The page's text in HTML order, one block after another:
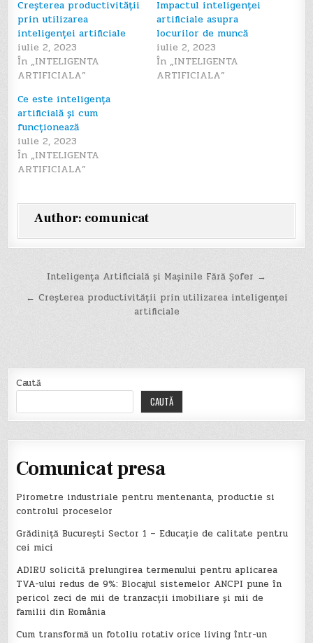
Creșterea productivității
prin utilizarea
inteligenței artificiale
iulie 2, 2023
În „INTELIGENTA
ARTIFICIALA”
Impactul inteligenței
artificiale asupra
locurilor de muncă
iulie 2, 2023
În „INTELIGENTA
ARTIFICIALA”
Ce este inteligența
artificială și cum
funcționează
iulie 2, 2023
În „INTELIGENTA
ARTIFICIALA”
Author: comunicat
Navigare
Inteligența Artificială și Mașinile Fără Șofer →
← Creșterea productivității prin utilizarea inteligenței
artificiale
Caută
CAUTĂ
Comunicat presa
Pirometre industriale pentru mentenanta, productie si
controlul proceselor
Grădiniță București Sector 1 – Educație de calitate pentru
cei mici
ADIRU solicită prelungirea termenului pentru aplicarea
TVA-ului redus de 9%: Blocajul sistemelor ANCPI pune în
pericol zeci de mii de tranzacții imobiliare și mii de
familii din România
Cum transformă un fotoliu rotativ orice living într-un